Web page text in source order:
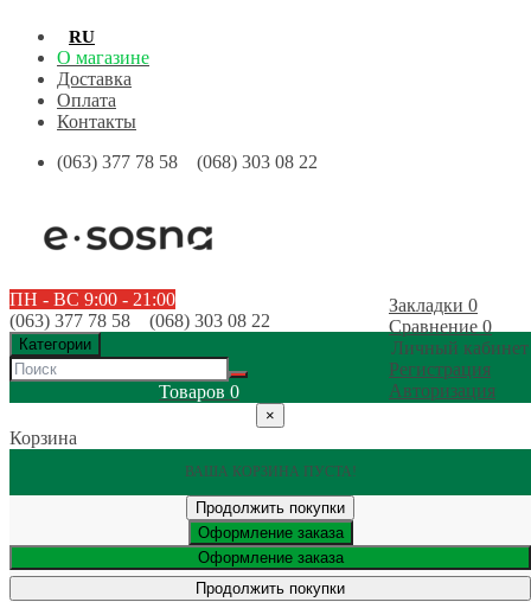
RU
О магазине
Доставка
Оплата
Контакты
(063) 377 78 58 (068) 303 08 22
Закладки 0
Сравнение 0
Личный кабинет
Регистрация
Авторизация
ПН - ВС 9:00 - 21:00
(063) 377 78 58 (068) 303 08 22
Категории
Товаров 0
×
Корзина
ВАША КОРЗИНА ПУСТА!
Продолжить покупки
Оформление заказа
Оформление заказа
Продолжить покупки